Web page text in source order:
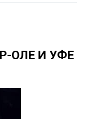
ОЛЕ И УФЕ